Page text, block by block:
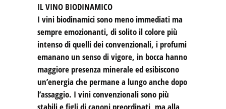
IL VINO BIODINAMICO
I vini biodinamici sono meno immediati ma
sempre emozionanti, di solito il colore più
intenso di quelli dei convenzionali, i profumi
emanano un senso di vigore, in bocca hanno
maggiore presenza minerale ed esibiscono
un’energia che permane a lungo anche dopo
l’assaggio. I vini convenzionali sono più
stabili e figli di canoni preordinati, ma alla